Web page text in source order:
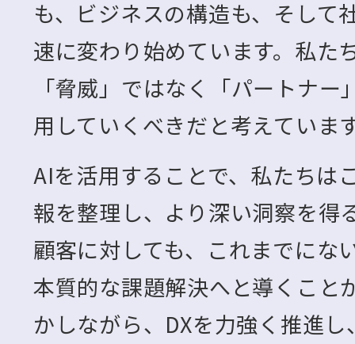
も、ビジネスの構造も、そして
速に変わり始めています。私た
「脅威」ではなく「パートナ
用していくべきだと考えていま
AIを活用することで、私たちは
報を整理し、より深い洞察を得
顧客に対しても、これまでにな
本質的な課題解決へと導くこと
かしながら、DXを力強く推進